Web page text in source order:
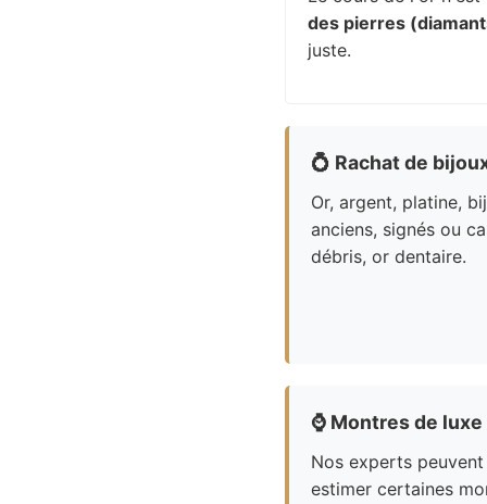
des pierres
juste.
💍 Rachat de
Or, argent, platine,
anciens, signés ou
débris, or dentaire.
⌚ Montres de luxe
Nos experts peuvent
estimer certaines